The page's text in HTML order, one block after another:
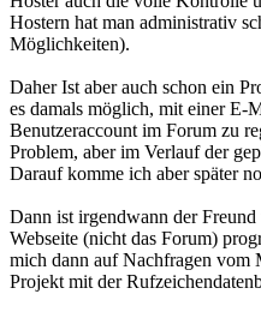
Hostern hat man administrativ
Möglichkeiten).
Daher Ist aber auch schon ein
es damals möglich, mit einer E-
Benutzeraccount im Forum zu
Problem, aber im Verlauf der
Darauf komme ich aber später
Dann ist irgendwann der
Webseite (nicht das Forum)
mich dann auf Nachfragen vom
Projekt mit der